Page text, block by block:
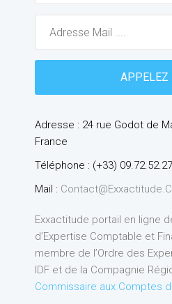
Adresse : 24 rue Godot de
France
Téléphone : (+33)
Mail :
Exxactitude portail en ligne
d’Expertise Comptable et
membre de l’Ordre des
IDF et de la Compagnie
Commissaire aux Comptes